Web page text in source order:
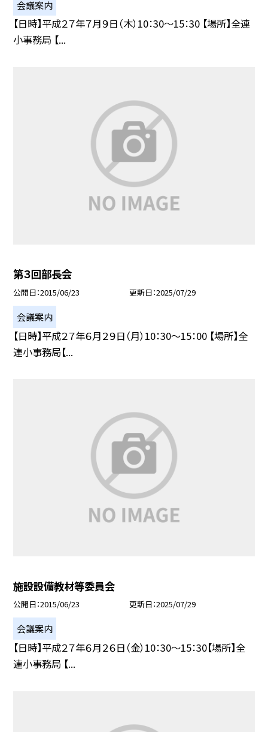
会議案内
【日時】平成２７年７月９日（木）10：30〜15：30 【場所】全連
小事務局 【...
第３回部長会
公開日 2015/06/23 更新日 2025/07/29
会議案内
【日時】平成２７年６月２９日（月）10：30〜15：00 【場所】全
連小事務局【...
施設設備教材等委員会
公開日 2015/06/23 更新日 2025/07/29
会議案内
【日時】平成２７年６月２６日（金）10：30〜15：30【場所】全
連小事務局 【...